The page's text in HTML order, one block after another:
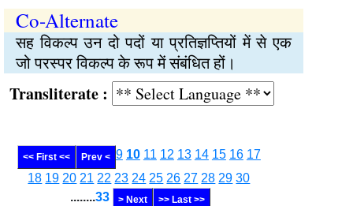
Co-Alternate
सह विकल्प उन दो पदों या प्रतिज्ञप्तियों में से एक
जो परस्पर विकल्प के रूप में संबंधित हों।
:
<< First << Prev < 9 10 11 12 13 14 15 16 17
18 19 20 21 22 23 24 25 26 27 28 29 30
........33 > Next >> Last >>